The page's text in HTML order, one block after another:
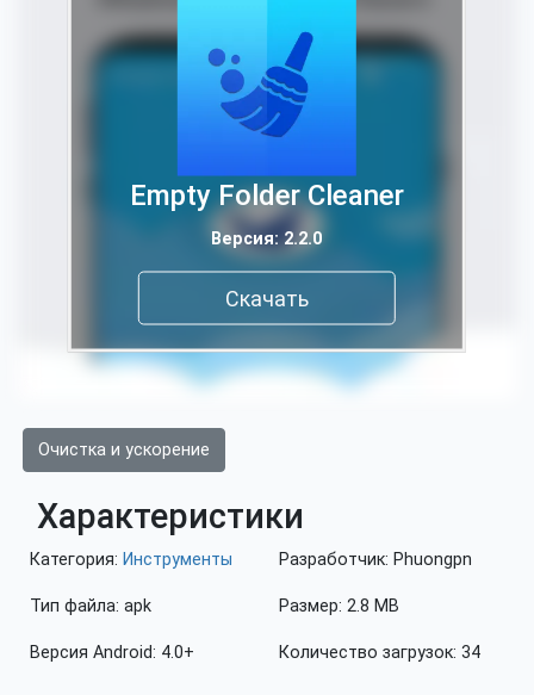
Empty Folder Cleaner
Версия: 2.2.0
Скачать
Очистка и ускорение
Характеристики
Категория: Инструменты
Тип файла: apk
Версия Android: 4.0+
Разработчик: Phuongpn
Размер: 2.8 MB
Количество загрузок: 34